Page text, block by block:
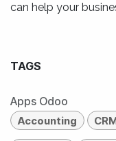
can help your
TAGS
Apps Odoo
Accounting